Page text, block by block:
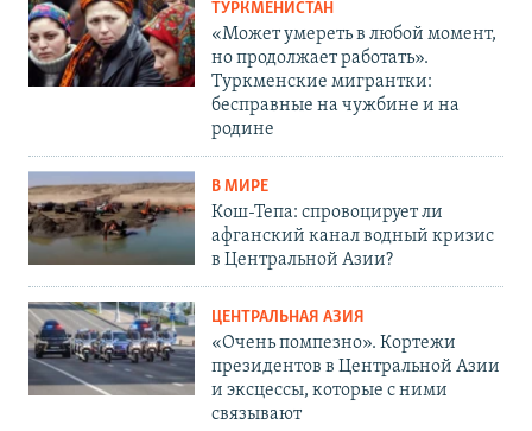
ТУРКМЕНИСТАН
«Может умереть в любой момент,
но продолжает работать».
Туркменские мигрантки:
бесправные на чужбине и на
родине
В МИРЕ
Кош-Тепа: спровоцирует ли
афганский канал водный кризис
в Центральной Азии?
ЦЕНТРАЛЬНАЯ АЗИЯ
«Очень помпезно». Кортежи
президентов в Центральной Азии
и эксцессы, которые с ними
связывают